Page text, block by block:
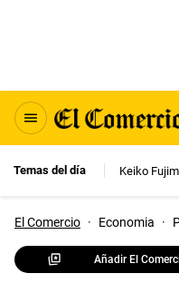
Temas del día Keiko
El Comercio · Economia ·
Añadir El